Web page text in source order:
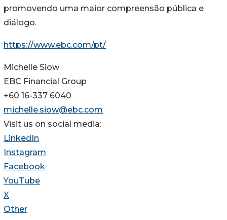
promovendo uma maior compreensão pública e
diálogo.
https://www.ebc.com/pt/
Michelle Siow
EBC Financial Group
+60 16-337 6040
michelle.siow@ebc.com
Visit us on social media:
LinkedIn
Instagram
Facebook
YouTube
X
Other